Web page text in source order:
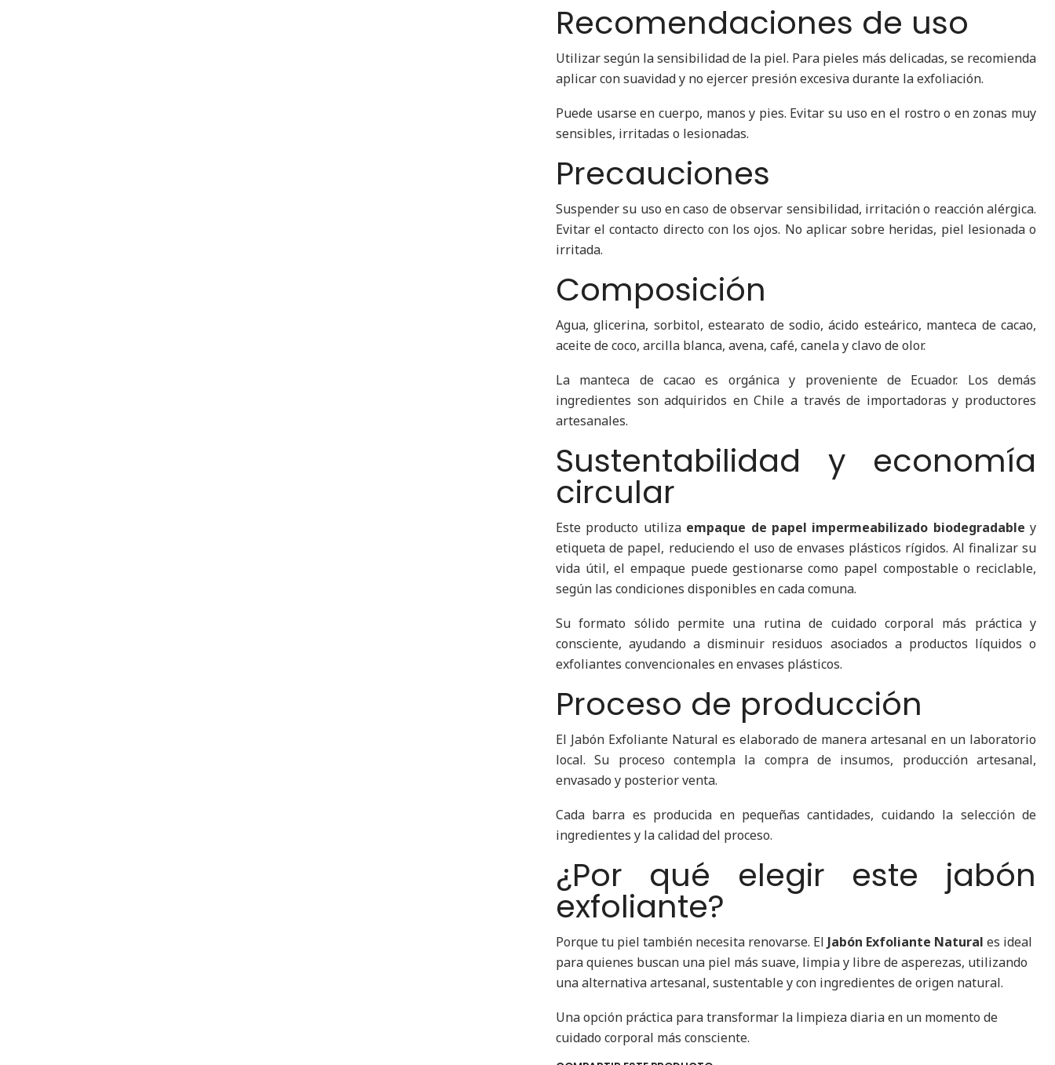
Recomendaciones de uso
Utilizar según la sensibilidad de la piel. Para pieles más delicadas, se recomienda
aplicar con suavidad y no ejercer presión excesiva durante la exfoliación.
Puede usarse en cuerpo, manos y pies. Evitar su uso en el rostro o en zonas muy
sensibles, irritadas o lesionadas.
Precauciones
Suspender su uso en caso de observar sensibilidad, irritación o reacción alérgica.
Evitar el contacto directo con los ojos. No aplicar sobre heridas, piel lesionada o
irritada.
Composición
Agua, glicerina, sorbitol, estearato de sodio, ácido esteárico, manteca de cacao,
aceite de coco, arcilla blanca, avena, café, canela y clavo de olor.
La manteca de cacao es orgánica y proveniente de Ecuador. Los demás
ingredientes son adquiridos en Chile a través de importadoras y productores
artesanales.
Sustentabilidad y economía
circular
Este producto utiliza empaque de papel impermeabilizado biodegradable y
etiqueta de papel, reduciendo el uso de envases plásticos rígidos. Al finalizar su
vida útil, el empaque puede gestionarse como papel compostable o reciclable,
según las condiciones disponibles en cada comuna.
Su formato sólido permite una rutina de cuidado corporal más práctica y
consciente, ayudando a disminuir residuos asociados a productos líquidos o
exfoliantes convencionales en envases plásticos.
Proceso de producción
El Jabón Exfoliante Natural es elaborado de manera artesanal en un laboratorio
local. Su proceso contempla la compra de insumos, producción artesanal,
envasado y posterior venta.
Cada barra es producida en pequeñas cantidades, cuidando la selección de
ingredientes y la calidad del proceso.
¿Por qué elegir este jabón
exfoliante?
Porque tu piel también necesita renovarse. El Jabón Exfoliante Natural es ideal
para quienes buscan una piel más suave, limpia y libre de asperezas, utilizando
una alternativa artesanal, sustentable y con ingredientes de origen natural.
Una opción práctica para transformar la limpieza diaria en un momento de
cuidado corporal más consciente.